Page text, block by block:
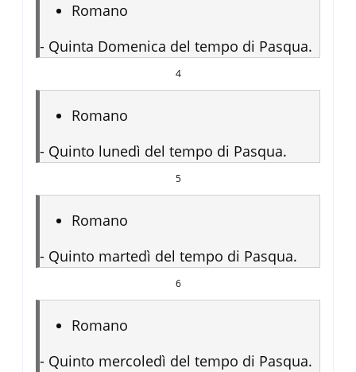
Romano
- Quinta Domenica del tempo di Pasqua.
4
Romano
- Quinto lunedì del tempo di Pasqua.
5
Romano
- Quinto martedì del tempo di Pasqua.
6
Romano
- Quinto mercoledì del tempo di Pasqua.